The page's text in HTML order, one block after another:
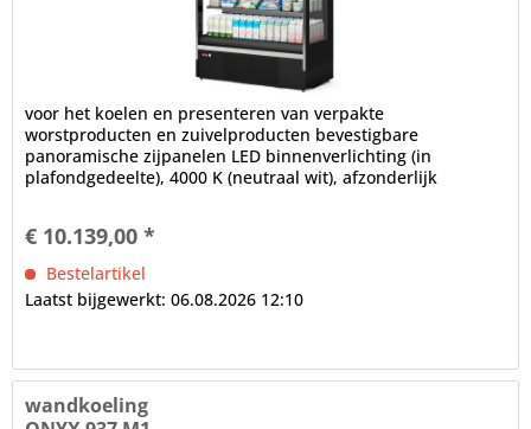
voor het koelen en presenteren van verpakte
worstproducten en zuivelproducten bevestigbare
panoramische zijpanelen LED binnenverlichting (in
plafondgedeelte), 4000 K (neutraal wit), afzonderlijk
€ 10.139,00 *
Bestelartikel
Laatst bijgewerkt: 06.08.2026 12:10
wandkoeling